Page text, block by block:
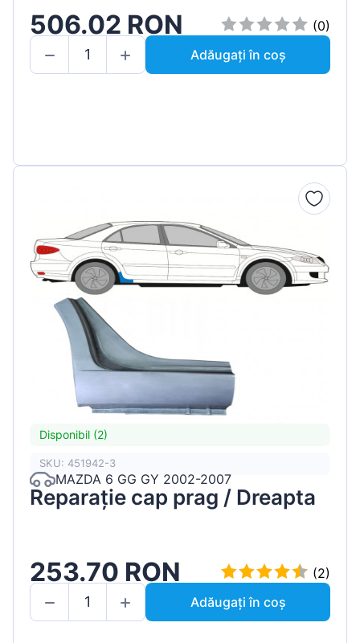
506.02 RON
(0)
Adăugați în coș
Disponibil (2)
SKU: 451942-3
MAZDA 6 GG GY 2002-2007
Reparație cap prag / Dreapta
253.70 RON
(2)
Adăugați în coș